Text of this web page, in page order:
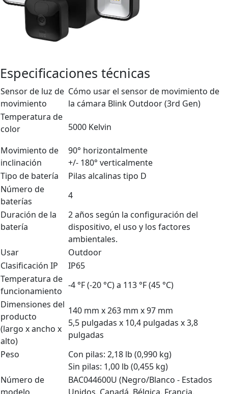
Especificaciones técnicas
Sensor de luz de
movimiento
Cómo usar el sensor de movimiento de
la cámara Blink Outdoor (3rd Gen)
Temperatura de
color
5000 Kelvin
Movimiento de
inclinación
90° horizontalmente
+/- 180° verticalmente
Tipo de batería
Pilas alcalinas tipo D
Número de
baterías
4
Duración de la
batería
2 años según la configuración del
dispositivo, el uso y los factores
ambientales.
Usar
Outdoor
Clasificación IP
IP65
Temperatura de
funcionamiento
-4 °F (-20 °C) a 113 °F (45 °C)
Dimensiones del
producto
(largo x ancho x
alto)
140 mm x 263 mm x 97 mm
5,5 pulgadas x 10,4 pulgadas x 3,8
pulgadas
Peso
Con pilas: 2,18 lb (0,990 kg)
Sin pilas: 1,00 lb (0,455 kg)
Número de
BAC044600U (Negro/Blanco - Estados